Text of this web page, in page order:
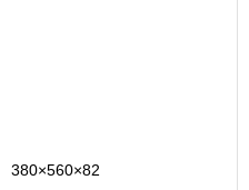
380×560×82